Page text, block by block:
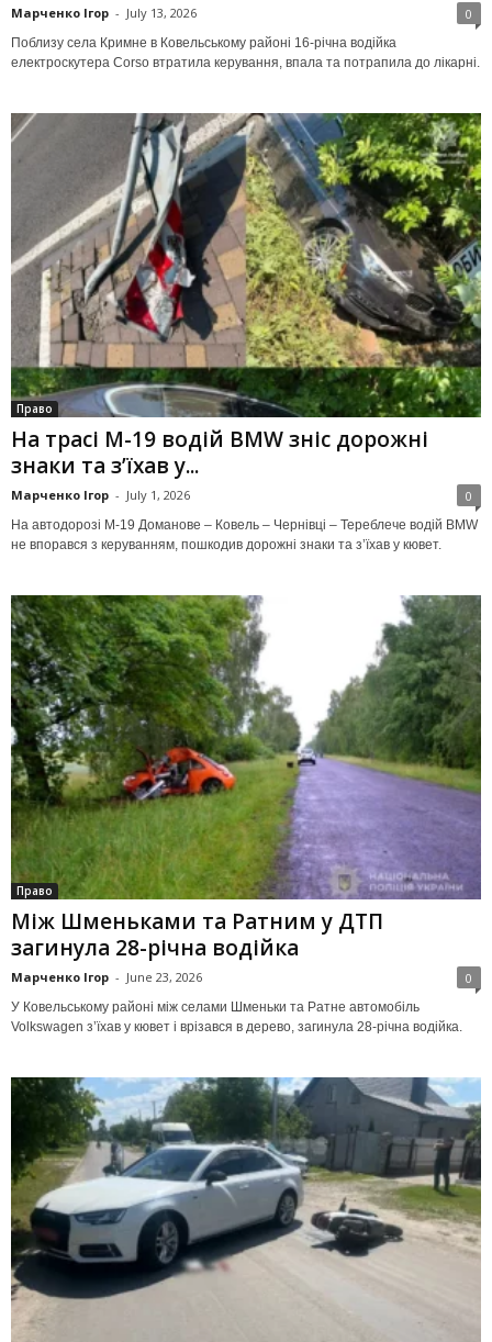
Марченко Ігор - July 13, 2026 0
Поблизу села Кримне в Ковельському районі 16-річна водійка
електроскутера Corso втратила керування, впала та потрапила до лікарні.
Право
На трасі М-19 водій BMW зніс дорожні
знаки та з’їхав у...
Марченко Ігор - July 1, 2026 0
На автодорозі М-19 Доманове – Ковель – Чернівці – Тереблече водій BMW
не впорався з керуванням, пошкодив дорожні знаки та з’їхав у кювет.
Право
Між Шменьками та Ратним у ДТП
загинула 28-річна водійка
Марченко Ігор - June 23, 2026 0
У Ковельському районі між селами Шменьки та Ратне автомобіль
Volkswagen з’їхав у кювет і врізався в дерево, загинула 28-річна водійка.